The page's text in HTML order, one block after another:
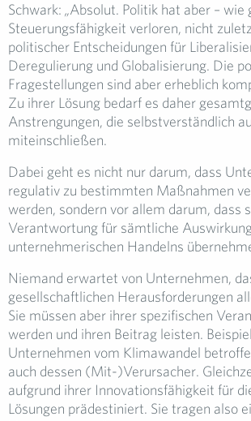
Schwark: „Absolut. Politik hat aber – wie
Steuerungsfähigkeit verloren, nicht
politischer Entscheidungen für
Deregulierung und Globalisierung. Die
Fragestellungen sind aber erheblich
Zu ihrer Lösung bedarf es daher
Anstrengungen, die selbstverständlich
miteinschließen.
Dabei geht es nicht nur darum, dass
regulativ zu bestimmten Maßnahmen
werden, sondern vor allem darum, dass
Verantwortung für sämtliche
unternehmerischen Handelns
Niemand erwartet von Unternehmen,
gesellschaftlichen Herausforderungen
Sie müssen aber ihrer spezifischen
werden und ihren Beitrag leisten.
Unternehmen vom Klimawandel
auch dessen (Mit-)Verursacher.
aufgrund ihrer Innovationsfähigkeit für
Lösungen prädestiniert. Sie tragen also